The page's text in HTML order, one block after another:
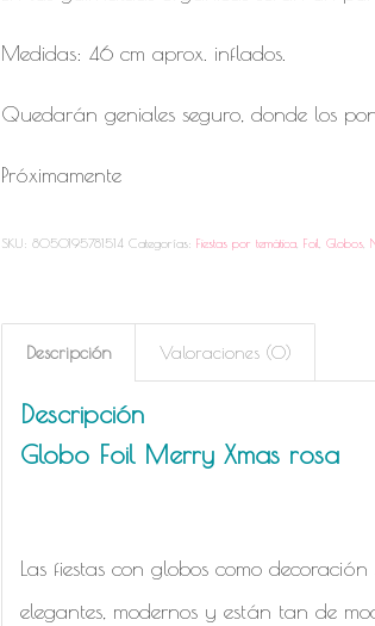
Medidas: 46 cm aprox. inflados.
Quedarán geniales seguro, donde los
Próximamente
SKU:8050195781514 Categorías:Fiestas por temática ,Foil ,Globos ,
Descripción Valoraciones (0)
Descripción
Globo Foil Merry Xmas rosa
Las fiestas con globos como
elegantes, modernos y están tan de